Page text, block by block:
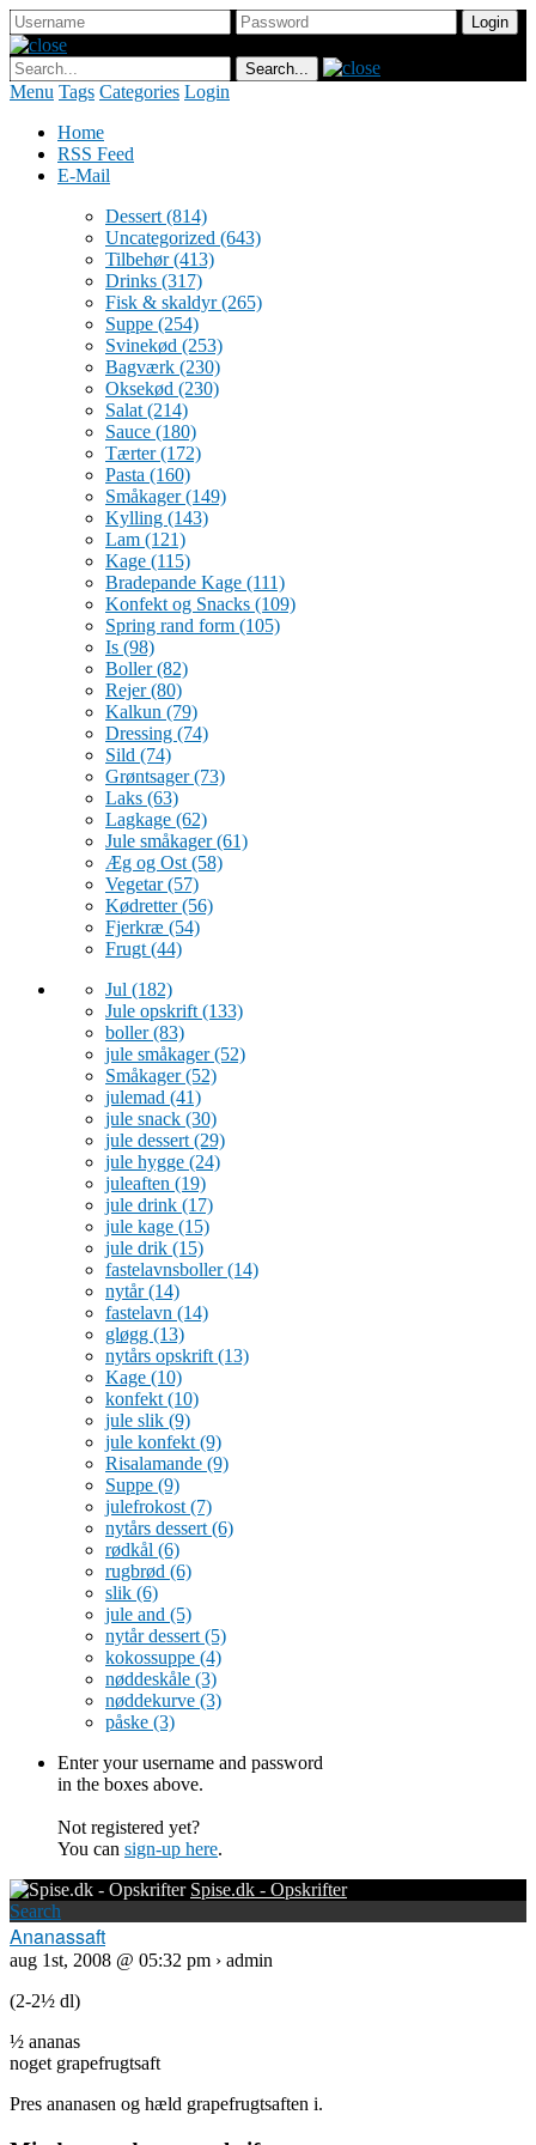
Menu Tags Categories Login
Home
RSS Feed
E-Mail
Dessert (814)
Uncategorized (643)
Tilbehør(413)
Drinks (317)
Fisk & skaldyr(265)
Suppe (254)
Svinekød (253)
Bagværk (230)
Oksekød (230)
Salat (214)
Sauce (180)
Tærter(172)
Pasta (160)
Småkager(149)
Kylling (143)
Lam (121)
Kage (115)
Bradepande Kage (111)
Konfekt og Snacks (109)
Spring rand form (105)
Is (98)
Boller(82)
Rejer(80)
Kalkun (79)
Dressing (74)
Sild (74)
Grøntsager(73)
Laks (63)
Lagkage (62)
Jule småkager(61)
Æg og Ost (58)
Vegetar(57)
Kødretter(56)
Fjerkræ (54)
Frugt (44)
Jul (182)
Jule opskrift (133)
boller(83)
jule småkager(52)
Småkager(52)
julemad (41)
jule snack (30)
jule dessert (29)
jule hygge (24)
juleaften (19)
jule drink (17)
jule kage (15)
jule drik (15)
fastelavnsboller(14)
nytår(14)
fastelavn (14)
gløgg (13)
nytårs opskrift (13)
Kage (10)
konfekt (10)
jule slik (9)
jule konfekt (9)
Risalamande (9)
Suppe (9)
julefrokost (7)
nytårs dessert (6)
rødkål (6)
rugbrød (6)
slik (6)
jule and (5)
nytår dessert (5)
kokossuppe (4)
nøddeskåle (3)
nøddekurve (3)
påske (3)
Enter your username and password
in the boxes above.
Not registered yet?
You can sign-up here.
Spise.dk - Opskrifter
Search
Ananassaft
aug 1st, 2008 @ 05:32 pm › admin
(2-2½ dl)
½ ananas
noget grapefrugtsaft
Pres ananasen og hæld grapefrugtsaften i.